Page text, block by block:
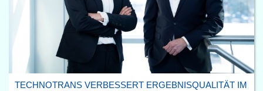
TECHNOTRANS VERBESSERT ERGEBNISQUALITÄT IM